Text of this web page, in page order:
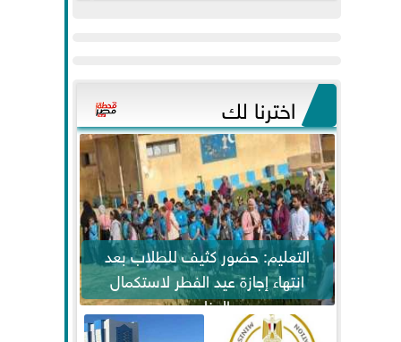
اخترنا لك
التعليم: حضور كثيف للطلاب بعد
انتهاء إجازة عيد الفطر لاستكمال
المناهج